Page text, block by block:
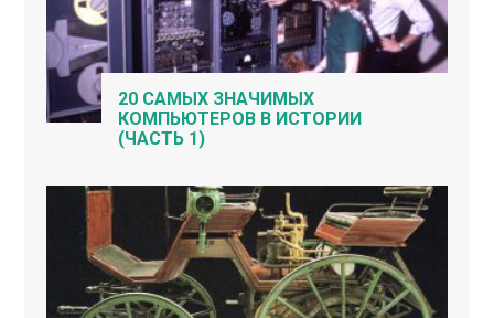
20 САМЫХ ЗНАЧИМЫХ
КОМПЬЮТЕРОВ В ИСТОРИИ
(ЧАСТЬ 1)